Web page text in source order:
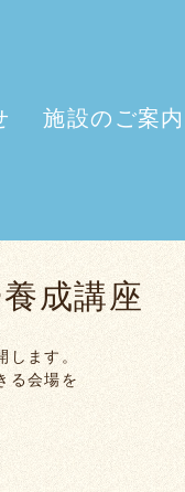
施設のご案内
養成講座
ます。
る会場を